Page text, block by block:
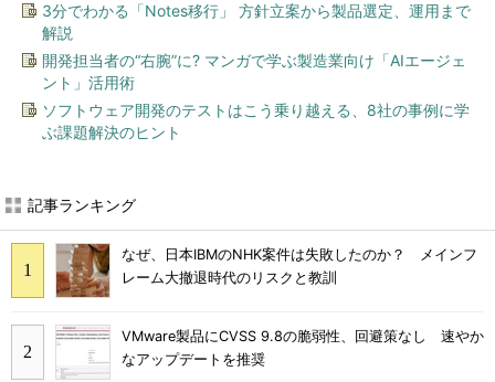
3分でわかる「Notes移行」 方針立案から製品選定、運用まで
解説
開発担当者の“右腕”に? マンガで学ぶ製造業向け「AIエージェ
ント」活用術
ソフトウェア開発のテストはこう乗り越える、8社の事例に学
ぶ課題解決のヒント
記事ランキング
なぜ、日本IBMのNHK案件は失敗したのか？ メインフ
レーム大撤退時代のリスクと教訓
VMware製品にCVSS 9.8の脆弱性、回避策なし 速やか
なアップデートを推奨